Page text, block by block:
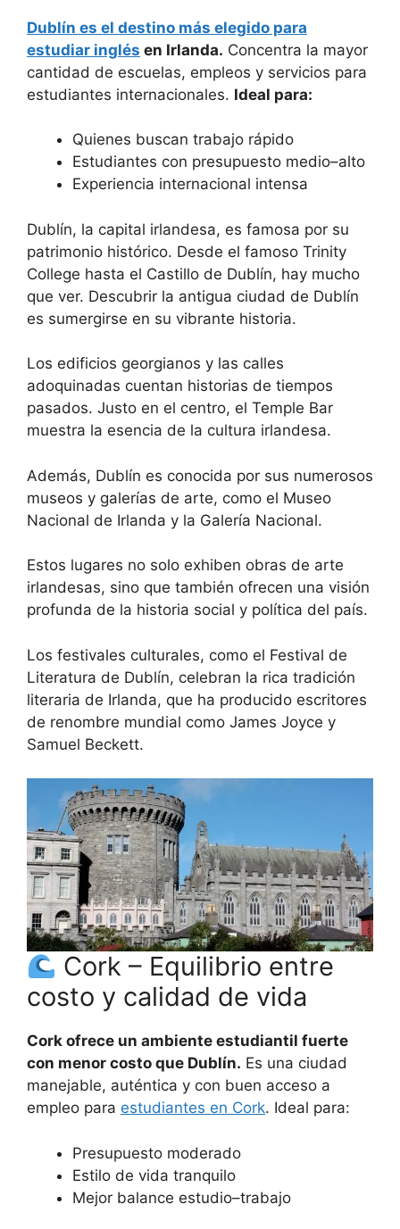
Dublín es el destino más elegido para
estudiar inglés en Irlanda. Concentra la mayor
cantidad de escuelas, empleos y servicios para
estudiantes internacionales. Ideal para:
Quienes buscan trabajo rápido
Estudiantes con presupuesto medio–alto
Experiencia internacional intensa
Dublín, la capital irlandesa, es famosa por su
patrimonio histórico. Desde el famoso Trinity
College hasta el Castillo de Dublín, hay mucho
que ver. Descubrir la antigua ciudad de Dublín
es sumergirse en su vibrante historia.
Los edificios georgianos y las calles
adoquinadas cuentan historias de tiempos
pasados. Justo en el centro, el Temple Bar
muestra la esencia de la cultura irlandesa.
Además, Dublín es conocida por sus numerosos
museos y galerías de arte, como el Museo
Nacional de Irlanda y la Galería Nacional.
Estos lugares no solo exhiben obras de arte
irlandesas, sino que también ofrecen una visión
profunda de la historia social y política del país.
Los festivales culturales, como el Festival de
Literatura de Dublín, celebran la rica tradición
literaria de Irlanda, que ha producido escritores
de renombre mundial como James Joyce y
Samuel Beckett.
Cork – Equilibrio entre
costo y calidad de vida
Cork ofrece un ambiente estudiantil fuerte
con menor costo que Dublín. Es una ciudad
manejable, auténtica y con buen acceso a
empleo para estudiantes en Cork. Ideal para:
Presupuesto moderado
Estilo de vida tranquilo
Mejor balance estudio–trabajo